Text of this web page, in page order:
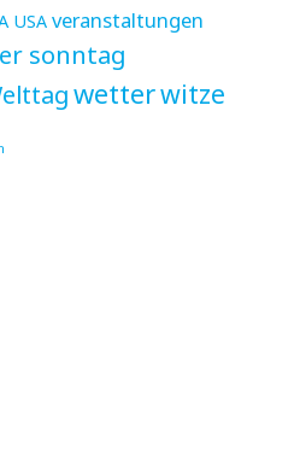
USA veranstaltungen
sonntag
wetterwitze